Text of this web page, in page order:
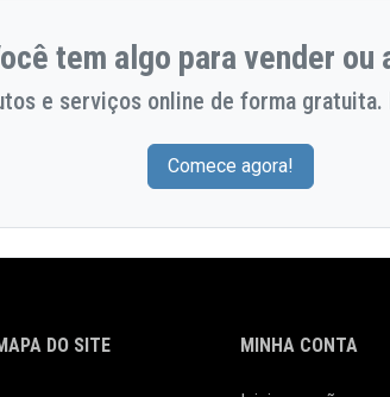
tem algo para vender ou
e serviços online de forma gratuita.
Comece agora!
DO SITE MINHA CONTA